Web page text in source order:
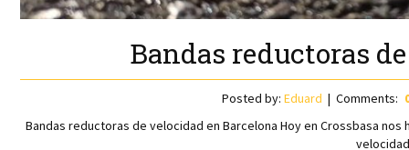
Bandas reductoras
Posted by:Eduard Comments:
Bandas reductoras de velocidad en Barcelona Hoy en Crossbasa